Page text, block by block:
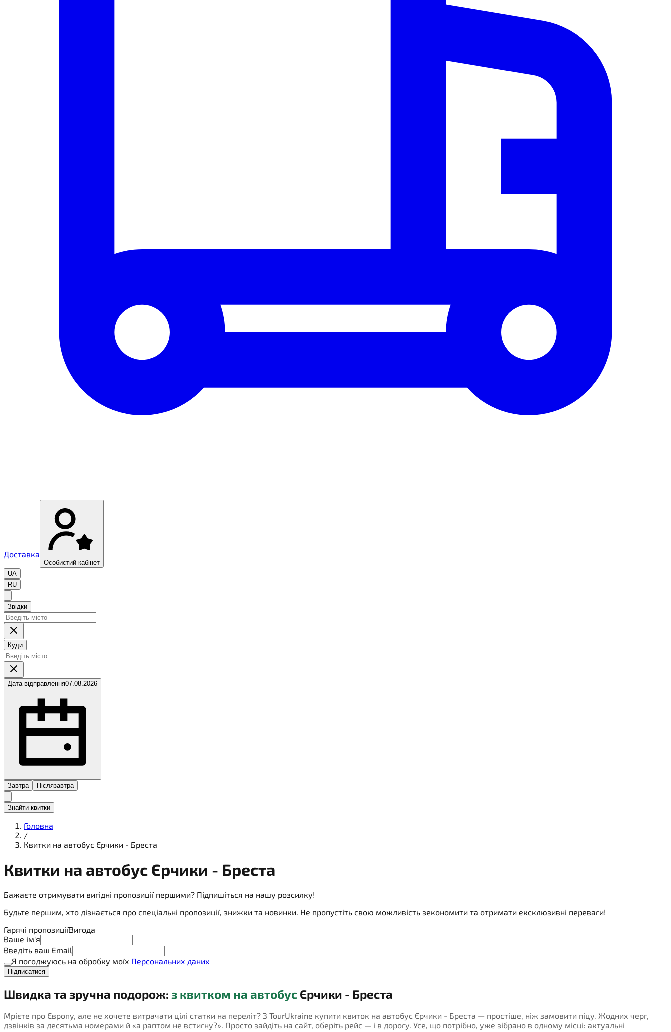
Доставка
Особистий кабінет
UA
RU
Звідки
Куди
Дата відправлення07.08.2026
Завтра Післязавтра
Знайти квитки
Головна
/
Квитки на автобус Єрчики - Бреста
Квитки на автобус Єрчики - Бреста
Бажаєте отримувати вигідні пропозиції першими? Підпишіться на нашу розсилку!
Будьте першим, хто дізнається про спеціальні пропозиції, знижки та новинки. Не пропустіть свою можливість зекономити та отримати ексклюзивні переваги!
Гарячі пропозиціїВигода
Ваше ім'я
Введіть ваш Email
Я погоджуюсь на обробку моїх Персональних даних
Підписатися
Швидка та зручна подорож: з квитком на автобус Єрчики - Бреста
Мрієте про Європу, але не хочете витрачати цілі статки на переліт? З TourUkraine купити квиток на автобус Єрчики - Бреста — простіше, ніж замовити піцу. Жодних черг,
дзвінків за десятьма номерами й «а раптом не встигну?». Просто зайдіть на сайт, оберіть рейс — і в дорогу. Усе, що потрібно, уже зібрано в одному місці: актуальні